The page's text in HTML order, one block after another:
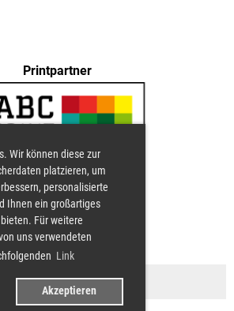
Wir können diese zur
platzieren, um
personalisierte
Ihnen ein großartiges
Für weitere
uns verwendeten
Link
Akzeptieren
Printpartner
LG UNTERWALDEN